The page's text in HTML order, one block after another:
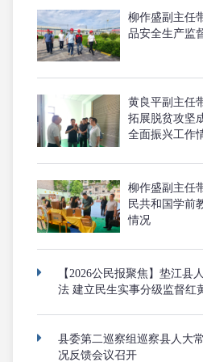
柳作盛副主任
品安全生产监
黄良平副主任
拓展脱贫攻坚
全面振兴工作
柳作盛副主任
民共和国学前
情况
【2026公民报聚焦】垫江县
法 建立民生实事分级监督红
县委第二巡察组巡察县人大
况反馈会议召开